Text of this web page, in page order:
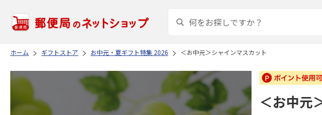
ホーム ギフトストア お中元・夏ギフト特集 2026 ＜お中元＞シャインマスカット
＜お中元